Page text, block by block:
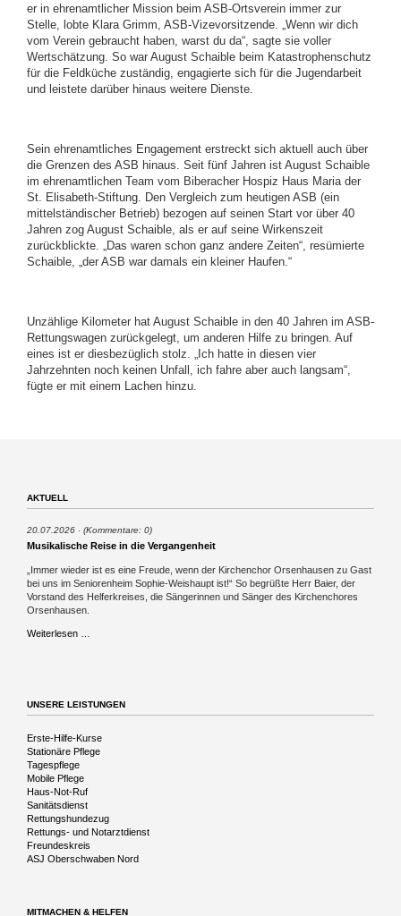
er in ehrenamtlicher Mission beim ASB-Ortsverein immer zur
Stelle, lobte Klara Grimm, ASB-Vizevorsitzende. „Wenn wir dich
vom Verein gebraucht haben, warst du da“, sagte sie voller
Wertschätzung. So war August Schaible beim Katastrophenschutz
für die Feldküche zuständig, engagierte sich für die Jugendarbeit
und leistete darüber hinaus weitere Dienste.
Sein ehrenamtliches Engagement erstreckt sich aktuell auch über
die Grenzen des ASB hinaus. Seit fünf Jahren ist August Schaible
im ehrenamtlichen Team vom Biberacher Hospiz Haus Maria der
St. Elisabeth-Stiftung. Den Vergleich zum heutigen ASB (ein
mittelständischer Betrieb) bezogen auf seinen Start vor über 40
Jahren zog August Schaible, als er auf seine Wirkenszeit
zurückblickte. „Das waren schon ganz andere Zeiten“, resümierte
Schaible, „der ASB war damals ein kleiner Haufen.“
Unzählige Kilometer hat August Schaible in den 40 Jahren im ASB-
Rettungswagen zurückgelegt, um anderen Hilfe zu bringen. Auf
eines ist er diesbezüglich stolz. „Ich hatte in diesen vier
Jahrzehnten noch keinen Unfall, ich fahre aber auch langsam“,
fügte er mit einem Lachen hinzu.
AKTUELL
20.07.2026 (Kommentare: 0)
Musikalische Reise in die Vergangenheit
„Immer wieder ist es eine Freude, wenn der Kirchenchor Orsenhausen zu Gast
bei uns im Seniorenheim Sophie-Weishaupt ist!“ So begrüßte Herr Baier, der
Vorstand des Helferkreises, die Sängerinnen und Sänger des Kirchenchores
Orsenhausen.
Weiterlesen …
UNSERE LEISTUNGEN
Navigation
überspringen
Erste-Hilfe-Kurse
Stationäre Pflege
Tagespflege
Mobile Pflege
Haus-Not-Ruf
Sanitätsdienst
Rettungshundezug
Rettungs- und Notarztdienst
Freundeskreis
ASJ Oberschwaben Nord
MITMACHEN & HELFEN